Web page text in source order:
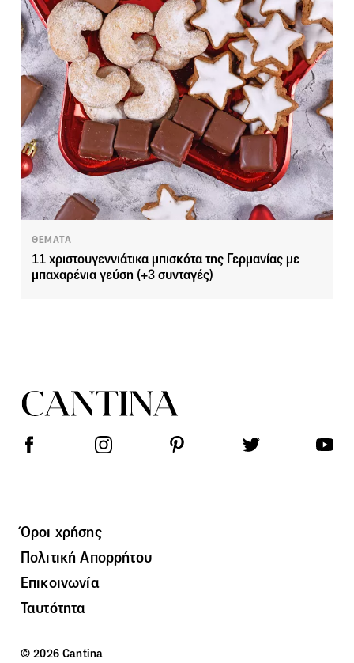
ΘΕΜΑΤΑ
11 χριστουγεννιάτικα μπισκότα της Γερμανίας με
μπαχαρένια γεύση (+3 συνταγές)
Όροι χρήσης
Πολιτική Απορρήτου
Επικοινωνία
Ταυτότητα
© 2026 Cantina